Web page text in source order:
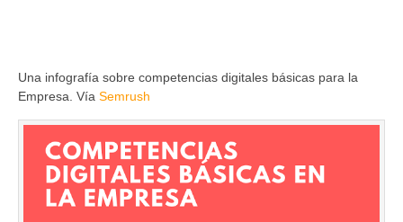
Una infografía sobre competencias digitales básicas para la
Empresa. Vía Semrush